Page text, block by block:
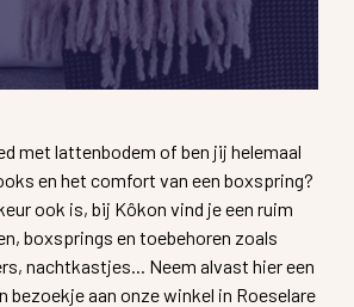
met lattenbodem of ben jij helemaal
en het comfort van een boxspring?
ook is, bij Kôkon vind je een ruim
boxsprings en toebehoren zoals
nachtkastjes... Neem alvast hier een
bezoekje aan onze winkel in Roeselare